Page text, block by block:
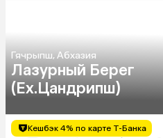
Гячрыпш, Абхазия
Лазурный Берег
(Ex.Цандрипш)
Кешбэк 4% по карте Т-Банка